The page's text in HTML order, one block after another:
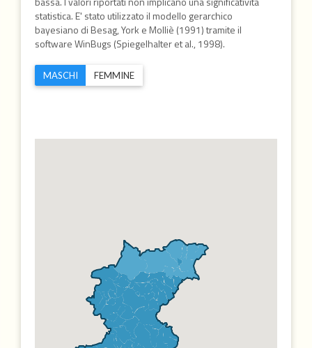
statistica. E' stato utilizzato il modello gerarchico
bayesiano di Besag, York e Molliè (1991) tramite il
software WinBugs (Spiegelhalter et al., 1998).
MASCHI FEMMINE